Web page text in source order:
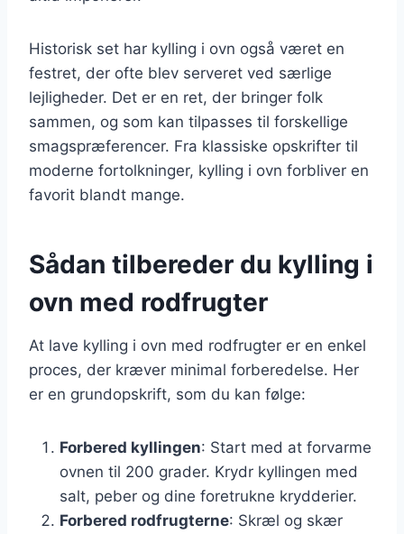
Historisk set har kylling i ovn også været en
festret, der ofte blev serveret ved særlige
lejligheder. Det er en ret, der bringer folk
sammen, og som kan tilpasses til forskellige
smagspræferencer. Fra klassiske opskrifter til
moderne fortolkninger, kylling i ovn forbliver en
favorit blandt mange.
Sådan tilbereder du kylling i
ovn med rodfrugter
At lave kylling i ovn med rodfrugter er en enkel
proces, der kræver minimal forberedelse. Her
er en grundopskrift, som du kan følge:
Forbered kyllingen: Start med at forvarme
ovnen til 200 grader. Krydr kyllingen med
salt, peber og dine foretrukne krydderier.
Forbered rodfrugterne: Skræl og skær